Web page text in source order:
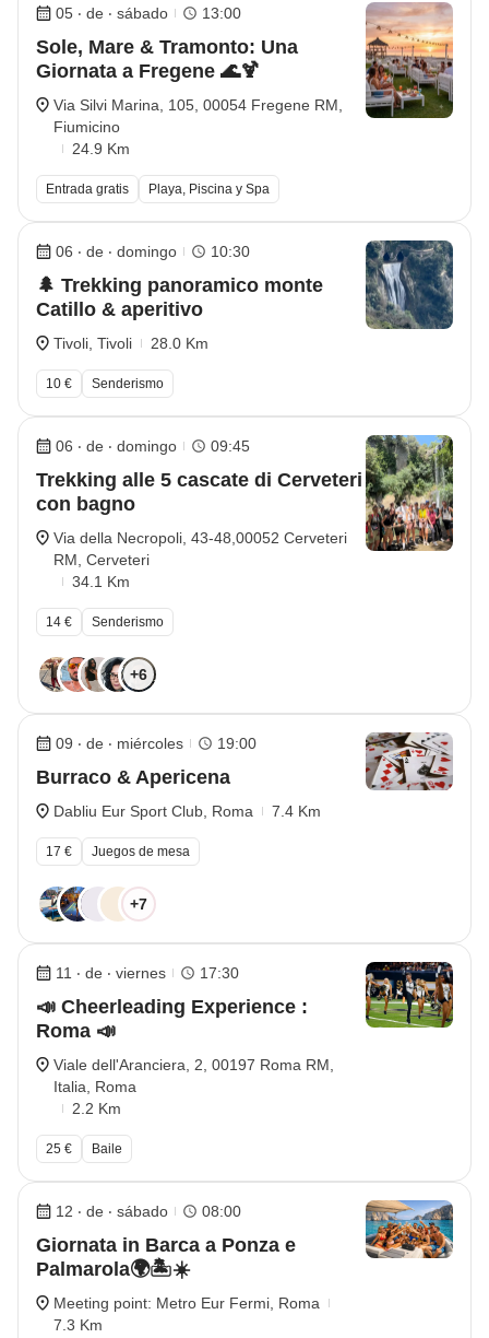
05 ‧ de ‧ sábado 13:00
Sole, Mare & Tramonto: Una
Giornata a Fregene 🌊🍹
Via Silvi Marina, 105, 00054 Fregene RM,
Fiumicino
24.9 Km
Entrada gratis Playa, Piscina y Spa
06 ‧ de ‧ domingo 10:30
🌲 Trekking panoramico monte
Catillo & aperitivo
Tivoli, Tivoli 28.0 Km
10 € Senderismo
06 ‧ de ‧ domingo 09:45
Trekking alle 5 cascate di Cerveteri
con bagno
Via della Necropoli, 43-48,00052 Cerveteri
RM, Cerveteri
34.1 Km
14 € Senderismo
+6
09 ‧ de ‧ miércoles 19:00
Burraco & Apericena
Dabliu Eur Sport Club, Roma 7.4 Km
17 € Juegos de mesa
+7
11 ‧ de ‧ viernes 17:30
📣 Cheerleading Experience :
Roma 📣
Viale dell'Aranciera, 2, 00197 Roma RM,
Italia, Roma
2.2 Km
25 € Baile
12 ‧ de ‧ sábado 08:00
Giornata in Barca a Ponza e
Palmarola🌍🏝️☀️
Meeting point: Metro Eur Fermi, Roma
7.3 Km